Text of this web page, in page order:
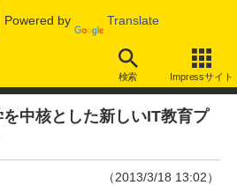
Powered by Translate
検索 Impressサイト
中核とした新しいIT教育プ
（2013/3/18 13:02）